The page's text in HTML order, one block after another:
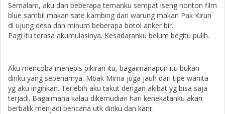
Semalam, aku dan beberapa temanku sempat iseng nonton film
blue sambil makan sate kambing dari warung makan Pak Kirun
di ujung desa dan minum beberapa botol anker bir.
Pagi itu terasa akumulasinya. Kesadaranku belum begitu pulih.
Aku mencoba menepis pikiran itu, bagaimanapun itu bukan
diriku yang sebenarnya. Mbak Mirna juga jauh dari tipe wanita
yg aku inginkan. Terlebih aku takut dengan akibat yg bisa saja
terjadi. Bagaimana kalau dikemudian hari kenekatanku akan
berbalik menjadi bencana utk diriku dan karir.